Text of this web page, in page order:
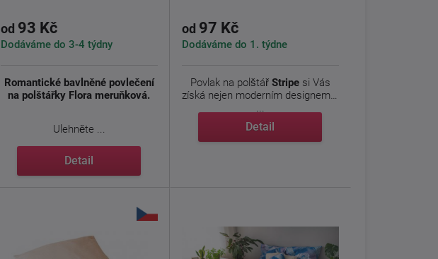
od 93 Kč
Dodáváme do 3-4 týdny
Romantické bavlněné povlečení
na polštářky Flora meruňková.
Ulehněte ...
Detail
od 97 Kč
Dodáváme do 1. týdne
Povlak na polštář Stripesi Vás
získá nejen moderním designem s
...
Detail